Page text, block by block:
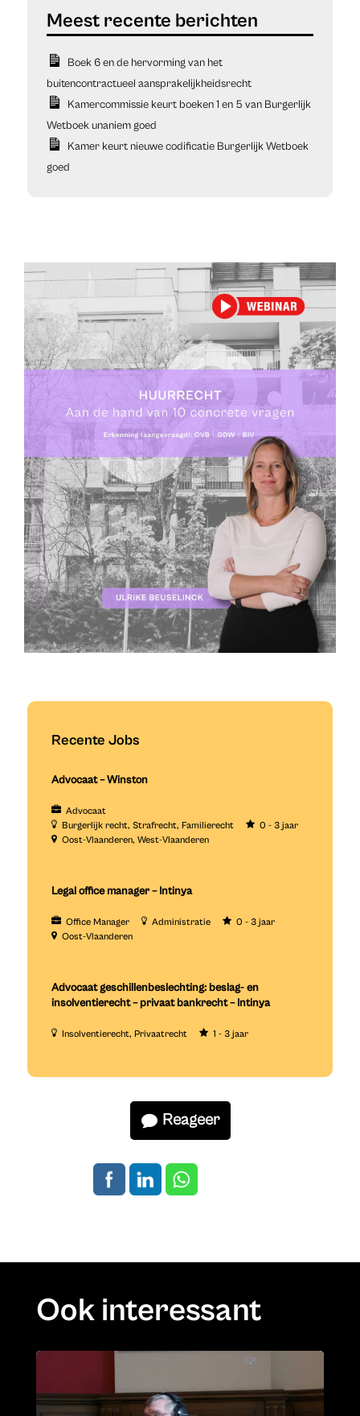
Boek 6 en de hervorming van het
buitencontractueel aansprakelijkheidsrecht
Kamercommissie keurt boeken 1 en 5 van Burgerlijk
Wetboek unaniem goed
Kamer keurt nieuwe codificatie Burgerlijk Wetboek
goed
Recente Jobs
Advocaat – Winston
Advocaat
Burgerlijk recht Strafrecht Familierecht
0 - 3 jaar
Oost-Vlaanderen West-Vlaanderen
Legal office manager – Intinya
Office Manager Administratie
0 - 3 jaar
Oost-Vlaanderen
Advocaat geschillenbeslechting: beslag- en
insolventierecht – privaat bankrecht – Intinya
Insolventierecht Privaatrecht 1 - 3 jaar
Reageer
Ook interessant